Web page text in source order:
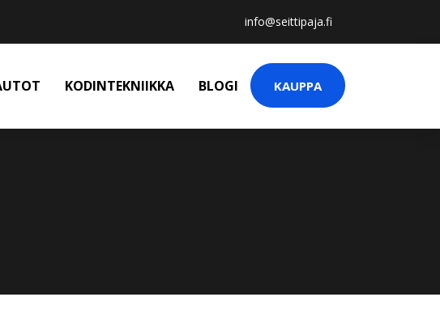
info@seittipaja.fi
KODINTEKNIIKKA BLOGI KAUPPA